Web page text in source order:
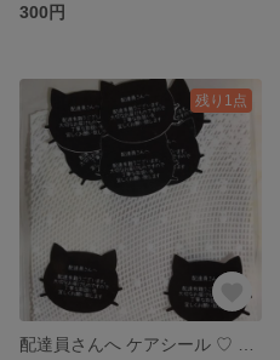
300円
残り1点